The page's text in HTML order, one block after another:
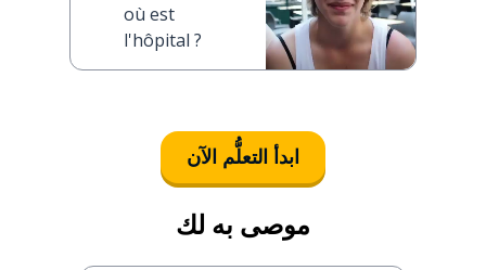
où est
l'hôpital ?
ابدأ التعلُّم الآن
موصى به لك